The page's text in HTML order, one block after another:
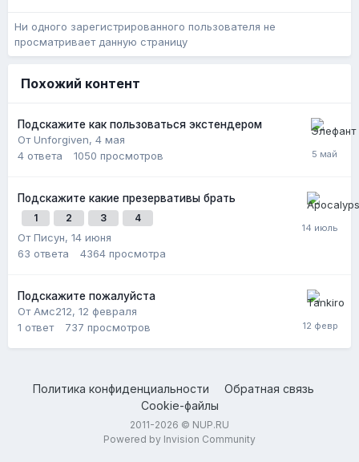
Ни одного зарегистрированного пользователя не
просматривает данную страницу
Похожий контент
Подскажите как пользоваться экстендером
От Unforgiven, 4 мая
4 ответа 1050 просмотров
Подскажите какие презервативы брать
1 2 3 4
От Писун, 14 июня
63 ответа 4364 просмотра
Подскажите пожалуйста
От Амс212, 12 февраля
1 ответ 737 просмотров
Политика конфиденциальности
Обратная связь
Cookie-файлы
2011-2026 © NUP.RU
Powered by Invision Community